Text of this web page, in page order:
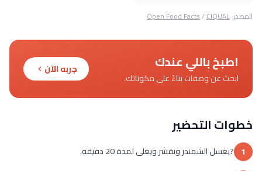
المصدر: Open Food Facts/CIQUAL
اطبخ باللي عندك
ابحث عن وصفات بناءً على مكوناتك.
جربه الآن
خطوات التحضير
1 ?يغسل الشمندر ويقشر ويغلى لمدة 20 دقيقة.